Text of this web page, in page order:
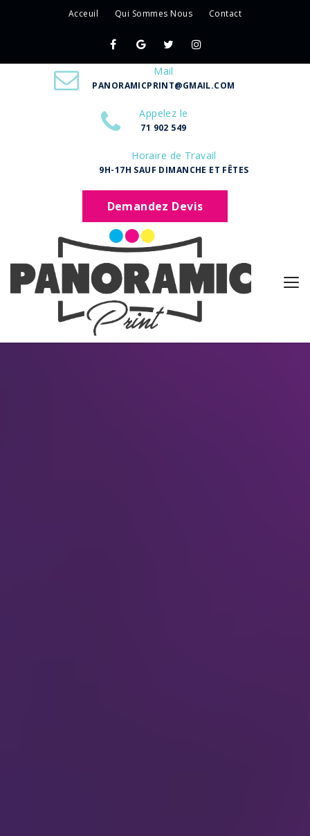
Acceuil Qui Sommes Nous Contact
Mail
PANORAMICPRINT@GMAIL.COM
Appelez le
71 902 549
Horaire de Travail
9H-17H SAUF DIMANCHE ET FÊTES
Demandez Devis